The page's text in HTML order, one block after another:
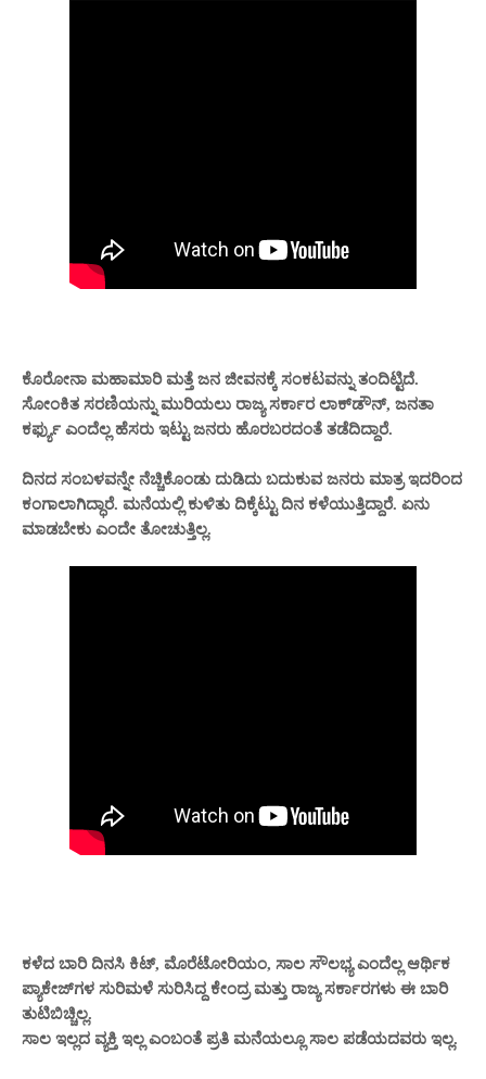
ಕೊರೋನಾ ಮಹಾಮಾರಿ ಮತ್ತೆ ಜನ ಜೀವನಕ್ಕೆ ಸಂಕಟವನ್ನು ತಂದಿಟ್ಟಿದೆ.
ಸೋಂಕಿತ ಸರಣಿಯನ್ನು ಮುರಿಯಲು ರಾಜ್ಯ ಸರ್ಕಾರ ಲಾಕ್‌ಡೌನ್, ಜನತಾ
ಕರ್ಫ್ಯು ಎಂದೆಲ್ಲ ಹೆಸರು ಇಟ್ಟು ಜನರು ಹೊರಬರದಂತೆ ತಡೆದಿದ್ದಾರೆ.
ದಿನದ ಸಂಬಳವನ್ನೇ ನೆಚ್ಚಿಕೊಂಡು ದುಡಿದು ಬದುಕುವ ಜನರು ಮಾತ್ರ ಇದರಿಂದ
ಕಂಗಾಲಾಗಿದ್ಧಾರೆ. ಮನೆಯಲ್ಲಿ ಕುಳಿತು ದಿಕ್ಕೆಟ್ಟು ದಿನ ಕಳೆಯುತ್ತಿದ್ದಾರೆ. ಏನು
ಮಾಡಬೇಕು ಎಂದೇ ತೋಚುತ್ತಿಲ್ಲ.
ಕಳೆದ ಬಾರಿ ದಿನಸಿ ಕಿಟ್, ಮೊರೆಟೋರಿಯಂ, ಸಾಲ ಸೌಲಭ್ಯ ಎಂದೆಲ್ಲ ಆರ್ಥಿಕ
ಪ್ಯಾಕೇಜ್‌ಗಳ ಸುರಿಮಳೆ ಸುರಿಸಿದ್ದ ಕೇಂದ್ರ ಮತ್ತು ರಾಜ್ಯ ಸರ್ಕಾರಗಳು ಈ ಬಾರಿ
ತುಟಿಬಿಚ್ಚಿಲ್ಲ.
ಸಾಲ ಇಲ್ಲದ ವ್ಯಕ್ತಿ ಇಲ್ಲ ಎಂಬಂತೆ ಪ್ರತಿ ಮನೆಯಲ್ಲೂ ಸಾಲ ಪಡೆಯದವರು ಇಲ್ಲ.